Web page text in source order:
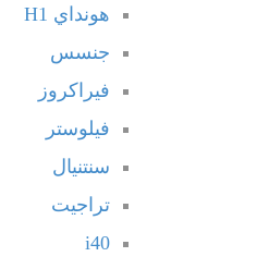
هونداي H1
جنسس
فيراكروز
فيلوستر
سنتنيال
تراجيت
i40